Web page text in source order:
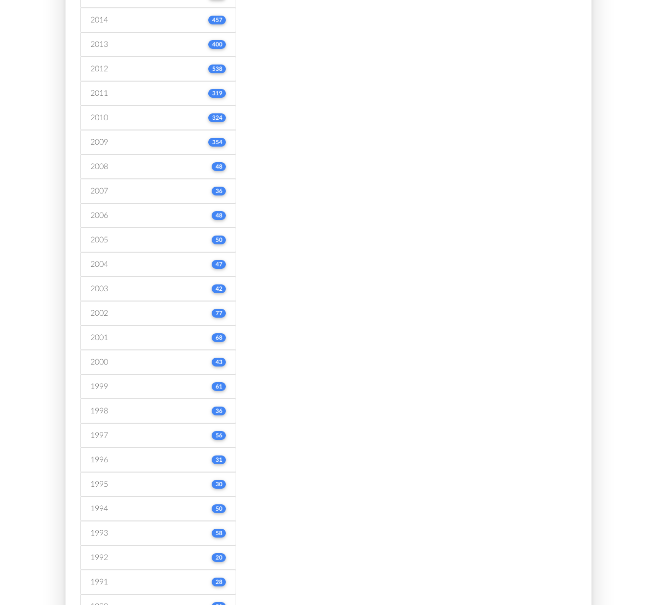
2014 457
2013 400
2012 538
2011 319
2010 324
2009 354
2008 48
2007 36
2006 48
2005 50
2004 47
2003 42
2002 77
2001 68
2000 43
1999 61
1998 36
1997 56
1996 31
1995 30
1994 50
1993 58
1992 20
1991 28